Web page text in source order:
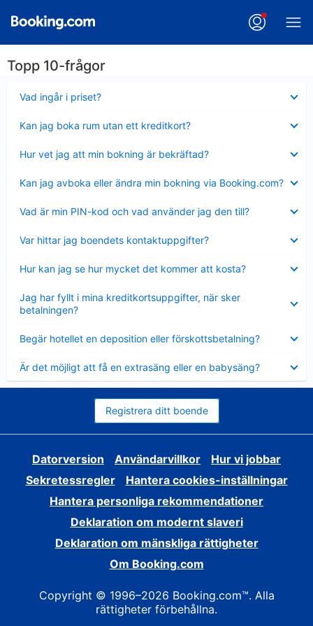
Topp 10-frågor
Vad ingår i priset?
mindre
Kan jag boka rum utan ett kreditkort?
mindre
Hur vet jag att min bokning är bekräftad?
mindre
Kan jag avboka eller ändra min bokning via Booking.com?
mindre
Vad är min PIN-kod och vad använder jag den till?
mindre
Var hittar jag boendets kontaktuppgifter?
mindre
Hur kan jag se hur mycket det kommer att kosta?
mindre
Jag har fyllt i mina kreditkortsuppgifter, när sker
betalningen?
mindre
Begär hotellet en deposition eller förskottsbetalning?
mindre
Är det möjligt att få en extrasäng eller en babysäng?
mindre
Registrera ditt boende
Datorversion Användarvillkor
Hur vi jobbar
Sekretessregler
Hantera cookies-inställningar
Hantera personliga rekommendationer
Deklaration om modernt slaveri
Deklaration om mänskliga rättigheter
Om Booking.com
Copyright © 1996–2026 Booking.com™. Alla
rättigheter förbehållna.